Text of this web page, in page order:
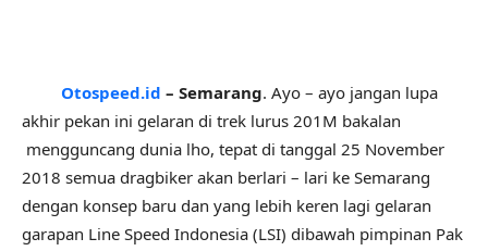
Otospeed.id – Semarang. Ayo – ayo jangan lupa
akhir pekan ini gelaran di trek lurus 201M bakalan
mengguncang dunia lho, tepat di tanggal 25 November
2018 semua dragbiker akan berlari – lari ke Semarang
dengan konsep baru dan yang lebih keren lagi gelaran
garapan Line Speed Indonesia (LSI) dibawah pimpinan Pak